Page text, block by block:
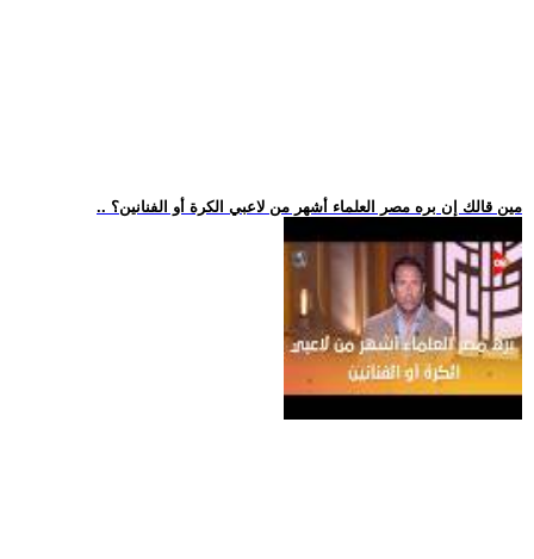
.. مين قالك إن بره مصر العلماء أشهر من لاعبي الكرة أو الفنانين؟